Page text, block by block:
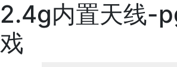
2.4g内置天线-
戏